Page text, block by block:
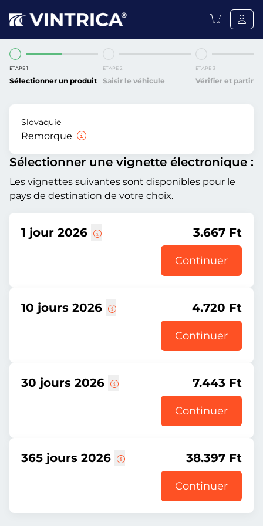
ÉTAPE 1
Sélectionner un produit
ÉTAPE 2
Saisir le véhicule
ÉTAPE 3
Vérifier et partir
Slovaquie
Remorque
Sélectionner une vignette électronique :
Les vignettes suivantes sont disponibles pour le
pays de destination de votre choix.
1 jour 2026 3.667 Ft
Continuer
10 jours 2026 4.720 Ft
Continuer
30 jours 2026 7.443 Ft
Continuer
365 jours 2026 38.397 Ft
Continuer